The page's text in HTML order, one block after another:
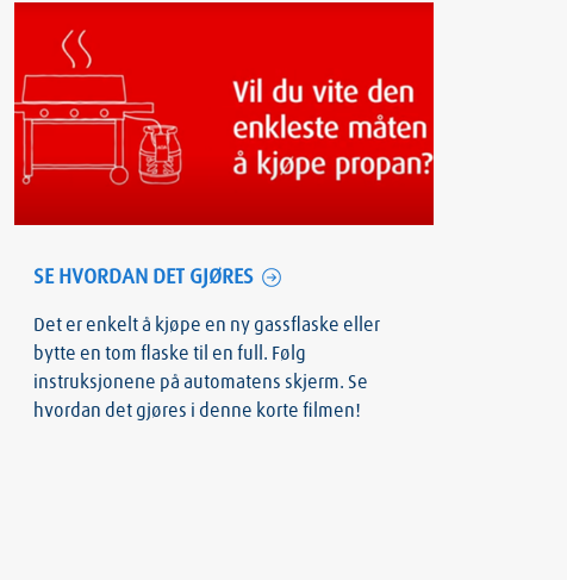
SE HVORDAN DET GJØRES
Det er enkelt å kjøpe en ny gassflaske eller
bytte en tom flaske til en full. Følg
instruksjonene på automatens skjerm. Se
hvordan det gjøres i denne korte filmen!